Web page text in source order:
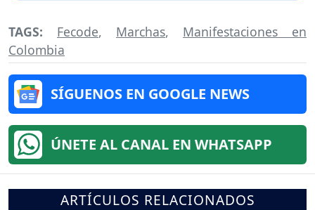
TAGS: Fecode, Marchas, Manifestaciones en
Colombia
SÍGUENOS EN GOOGLE NEWS
ÚNETE AL CANAL EN WHATSAPP
ARTÍCULOS RELACIONADOS